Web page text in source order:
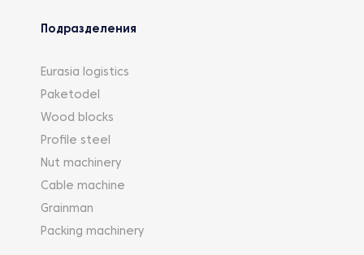
Подразделения
Eurasia logistics
Paketodel
Wood blocks
Profile steel
Nut machinery
Cable machine
Grainman
Packing machinery